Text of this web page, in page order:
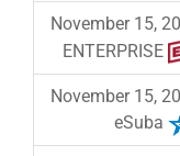
November 15,
ENTERPRISE
November 15,
eSuba